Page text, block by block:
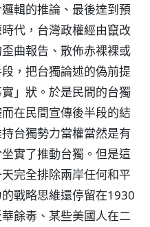
輯的推論、最後達到預
代，台灣政權經由竄改
曲報告、散佈赤裸裸或
，把台獨論述的偽前提
」狀。於是民間的台獨
在民間宣傳後半段的結
台獨勢力當權當然是有
實了推動台獨。但是這
完全排除兩岸任何和平
戰略思維還停留在1930
餘毒、某些美國人在二